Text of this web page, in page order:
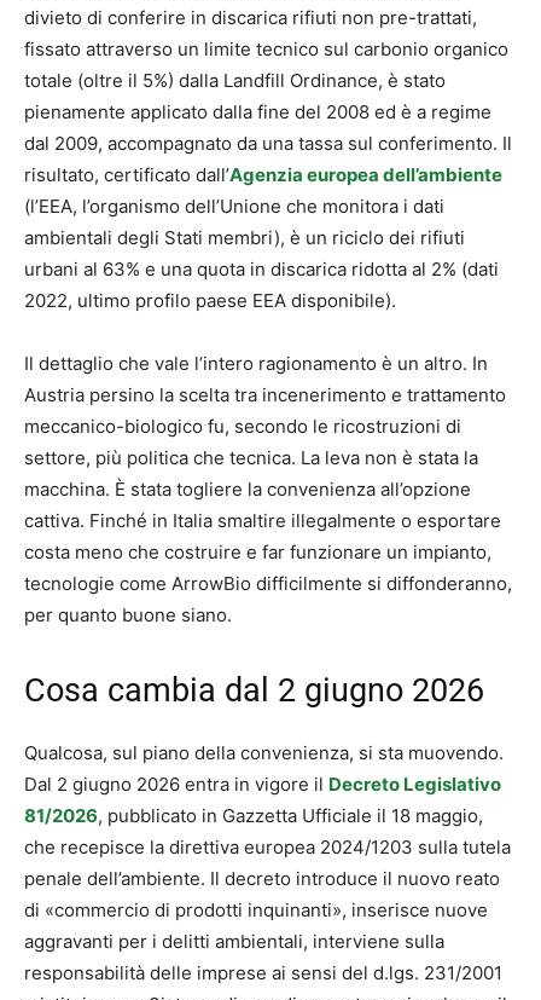
divieto di conferire in discarica rifiuti non pre-trattati,
fissato attraverso un limite tecnico sul carbonio organico
totale (oltre il 5%) dalla Landfill Ordinance, è stato
pienamente applicato dalla fine del 2008 ed è a regime
dal 2009, accompagnato da una tassa sul conferimento. Il
risultato, certificato dall’Agenzia europea dell’ambiente
(l’EEA, l’organismo dell’Unione che monitora i dati
ambientali degli Stati membri), è un riciclo dei rifiuti
urbani al 63% e una quota in discarica ridotta al 2% (dati
2022, ultimo profilo paese EEA disponibile).
Il dettaglio che vale l’intero ragionamento è un altro. In
Austria persino la scelta tra incenerimento e trattamento
meccanico-biologico fu, secondo le ricostruzioni di
settore, più politica che tecnica. La leva non è stata la
macchina. È stata togliere la convenienza all’opzione
cattiva. Finché in Italia smaltire illegalmente o esportare
costa meno che costruire e far funzionare un impianto,
tecnologie come ArrowBio difficilmente si diffonderanno,
per quanto buone siano.
Cosa cambia dal 2 giugno 2026
Qualcosa, sul piano della convenienza, si sta muovendo.
Dal 2 giugno 2026 entra in vigore il Decreto Legislativo
81/2026, pubblicato in Gazzetta Ufficiale il 18 maggio,
che recepisce la direttiva europea 2024/1203 sulla tutela
penale dell’ambiente. Il decreto introduce il nuovo reato
di «commercio di prodotti inquinanti», inserisce nuove
aggravanti per i delitti ambientali, interviene sulla
responsabilità delle imprese ai sensi del d.lgs. 231/2001